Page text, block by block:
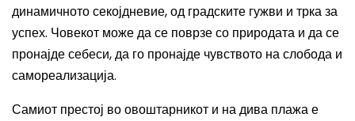
динамичното секојдневие, од градските гужви и трка за
успех. Човекот може да се поврзе со природата и да се
пронајде себеси, да го пронајде чувството на слобода и
самореализација.
Самиот престој во овоштарникот и на дива плажа е